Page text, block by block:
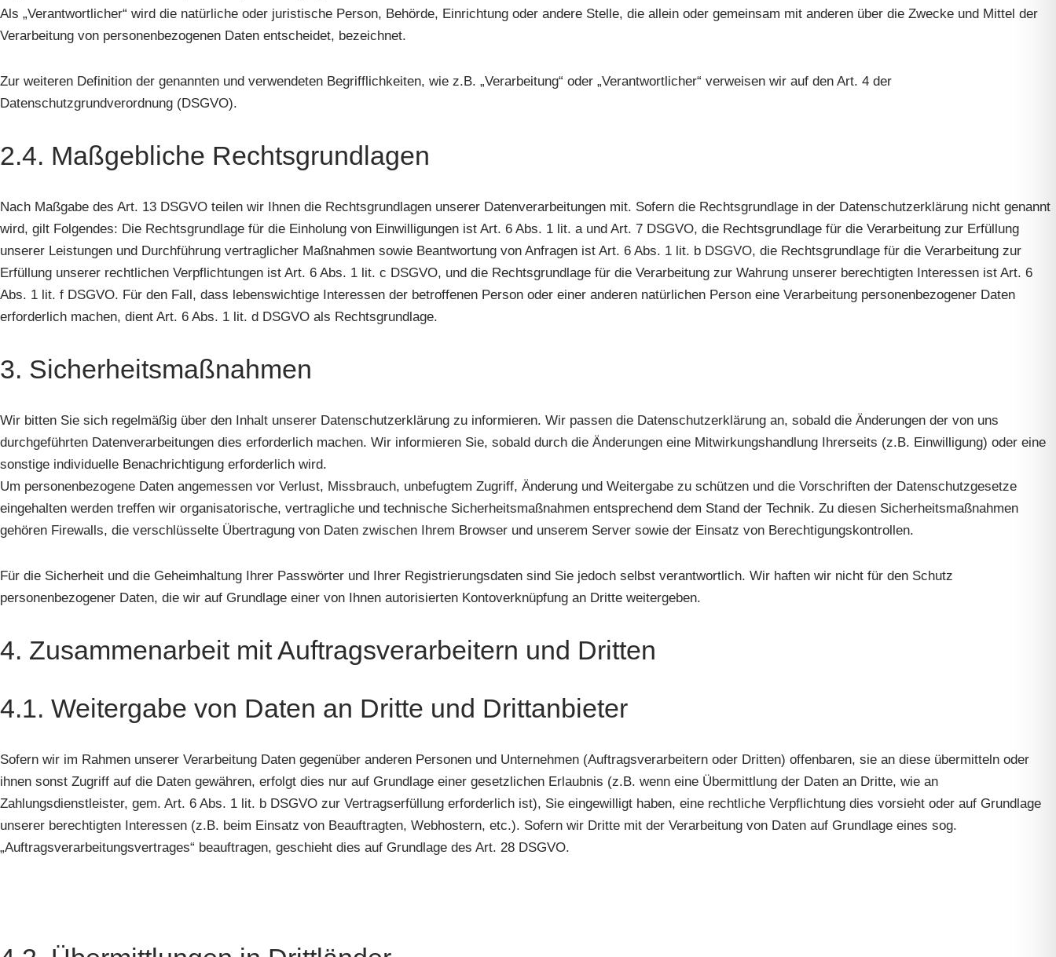
Als „Verantwortlicher“ wird die natürliche oder juristische Person, Behörde, Einrichtung oder andere Stelle, die allein oder gemeinsam mit anderen über die Zwecke und Mittel der
Verarbeitung von personenbezogenen Daten entscheidet, bezeichnet.
Zur weiteren Definition der genannten und verwendeten Begrifflichkeiten, wie z.B. „Verarbeitung“ oder „Verantwortlicher“ verweisen wir auf den Art. 4 der
Datenschutzgrundverordnung (DSGVO).
2.4. Maßgebliche Rechtsgrundlagen
Nach Maßgabe des Art. 13 DSGVO teilen wir Ihnen die Rechtsgrundlagen unserer Datenverarbeitungen mit. Sofern die Rechtsgrundlage in der Datenschutzerklärung nicht genannt
wird, gilt Folgendes: Die Rechtsgrundlage für die Einholung von Einwilligungen ist Art. 6 Abs. 1 lit. a und Art. 7 DSGVO, die Rechtsgrundlage für die Verarbeitung zur Erfüllung
unserer Leistungen und Durchführung vertraglicher Maßnahmen sowie Beantwortung von Anfragen ist Art. 6 Abs. 1 lit. b DSGVO, die Rechtsgrundlage für die Verarbeitung zur
Erfüllung unserer rechtlichen Verpflichtungen ist Art. 6 Abs. 1 lit. c DSGVO, und die Rechtsgrundlage für die Verarbeitung zur Wahrung unserer berechtigten Interessen ist Art. 6
Abs. 1 lit. f DSGVO. Für den Fall, dass lebenswichtige Interessen der betroffenen Person oder einer anderen natürlichen Person eine Verarbeitung personenbezogener Daten
erforderlich machen, dient Art. 6 Abs. 1 lit. d DSGVO als Rechtsgrundlage.
3. Sicherheitsmaßnahmen
Wir bitten Sie sich regelmäßig über den Inhalt unserer Datenschutzerklärung zu informieren. Wir passen die Datenschutzerklärung an, sobald die Änderungen der von uns
durchgeführten Datenverarbeitungen dies erforderlich machen. Wir informieren Sie, sobald durch die Änderungen eine Mitwirkungshandlung Ihrerseits (z.B. Einwilligung) oder eine
sonstige individuelle Benachrichtigung erforderlich wird.
Um personenbezogene Daten angemessen vor Verlust, Missbrauch, unbefugtem Zugriff, Änderung und Weitergabe zu schützen und die Vorschriften der Datenschutzgesetze
eingehalten werden treffen wir organisatorische, vertragliche und technische Sicherheitsmaßnahmen entsprechend dem Stand der Technik. Zu diesen Sicherheitsmaßnahmen
gehören Firewalls, die verschlüsselte Übertragung von Daten zwischen Ihrem Browser und unserem Server sowie der Einsatz von Berechtigungskontrollen.
Für die Sicherheit und die Geheimhaltung Ihrer Passwörter und Ihrer Registrierungsdaten sind Sie jedoch selbst verantwortlich. Wir haften wir nicht für den Schutz
personenbezogener Daten, die wir auf Grundlage einer von Ihnen autorisierten Kontoverknüpfung an Dritte weitergeben.
4. Zusammenarbeit mit Auftragsverarbeitern und Dritten
4.1. Weitergabe von Daten an Dritte und Drittanbieter
Sofern wir im Rahmen unserer Verarbeitung Daten gegenüber anderen Personen und Unternehmen (Auftragsverarbeitern oder Dritten) offenbaren, sie an diese übermitteln oder
ihnen sonst Zugriff auf die Daten gewähren, erfolgt dies nur auf Grundlage einer gesetzlichen Erlaubnis (z.B. wenn eine Übermittlung der Daten an Dritte, wie an
Zahlungsdienstleister, gem. Art. 6 Abs. 1 lit. b DSGVO zur Vertragserfüllung erforderlich ist), Sie eingewilligt haben, eine rechtliche Verpflichtung dies vorsieht oder auf Grundlage
unserer berechtigten Interessen (z.B. beim Einsatz von Beauftragten, Webhostern, etc.). Sofern wir Dritte mit der Verarbeitung von Daten auf Grundlage eines sog.
„Auftragsverarbeitungsvertrages“ beauftragen, geschieht dies auf Grundlage des Art. 28 DSGVO.